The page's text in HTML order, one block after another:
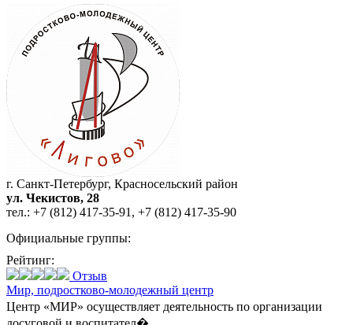
г. Санкт-Петербург, Красносельский район
ул. Чекистов, 28
тел.: +7 (812) 417-35-91 , +7 (812) 417-35-90
Официальные группы:
Рейтинг:
Отзыв
Мир, подростково-молодежный центр
Центр «МИР» осуществляет деятельность по организации